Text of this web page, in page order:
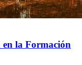
la Formación